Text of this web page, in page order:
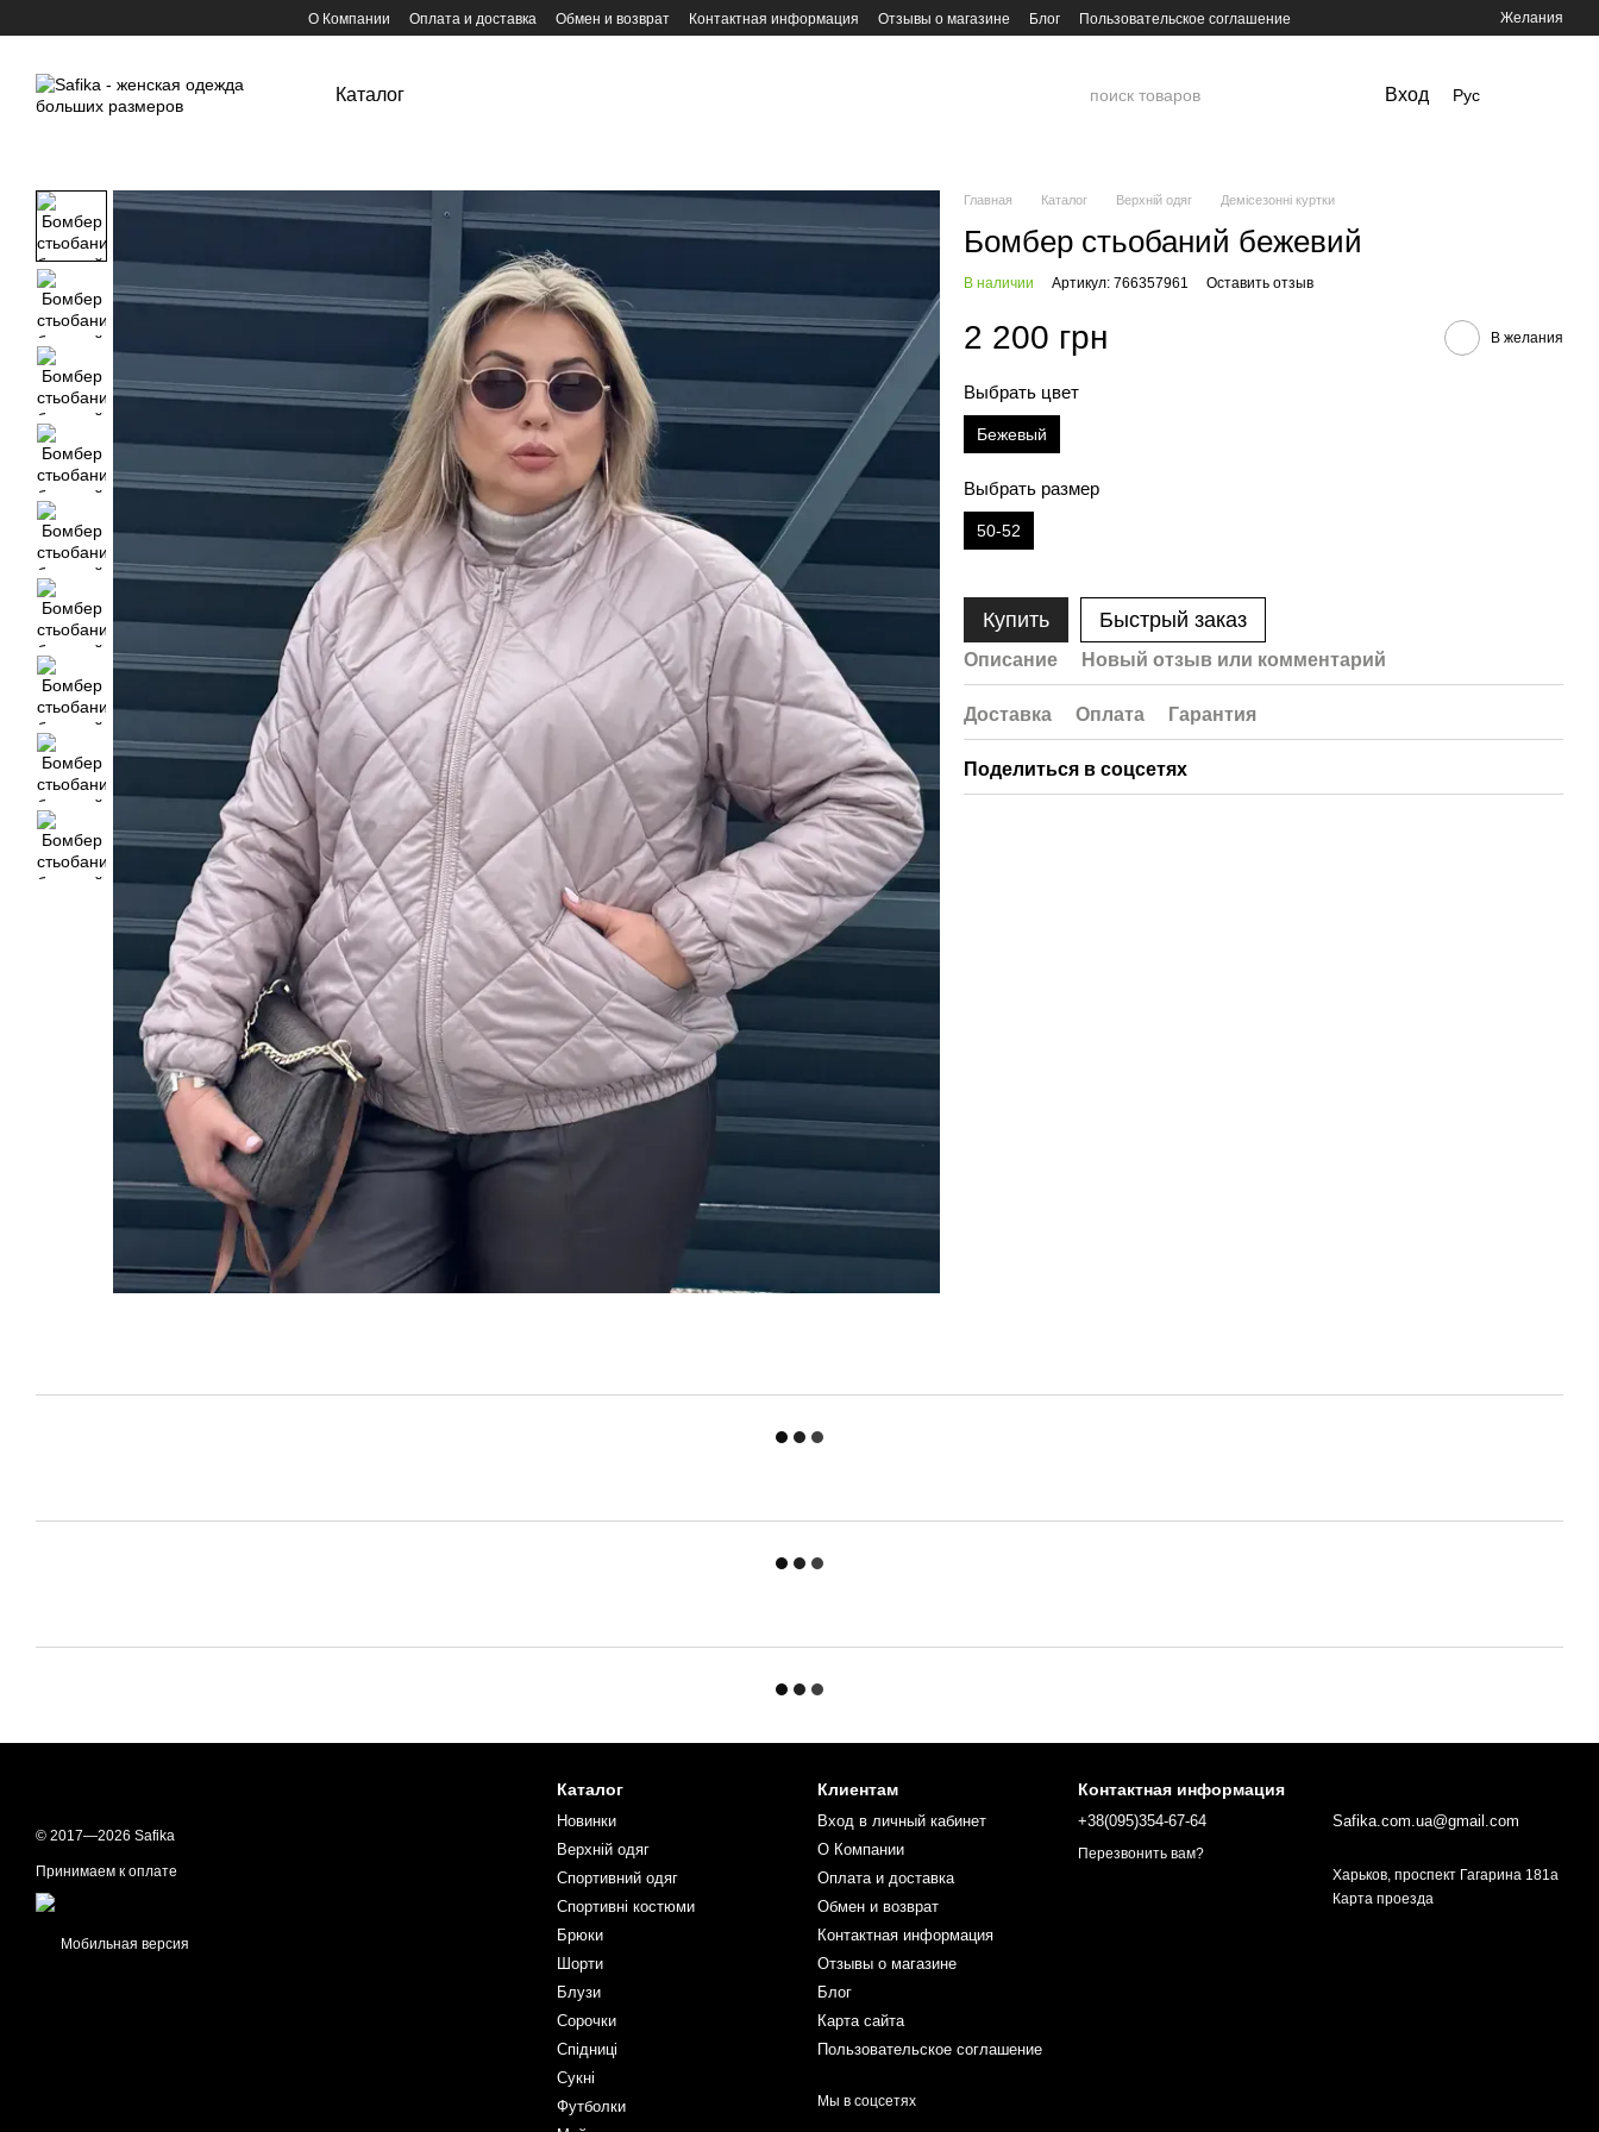
О Компании Оплата и доставка Обмен и возврат Контактная информация Отзывы о магазине Блог Пользовательское соглашение Желания
Каталог Вход Рус
Главная Каталог Верхній одяг Демісезонні куртки
Бомбер стьобаний бежевий
В наличии Артикул: 766357961 Оставить отзыв
2 200 грн В желания
Выбрать цвет
Бежевый
Выбрать размер
50-52
Купить Быстрый заказ
Описание Новый отзыв или комментарий
Доставка Оплата Гарантия
Поделиться в соцсетях
© 2017—2026 Safika
Принимаем к оплате
Мобильная версия
Каталог
Новинки
Верхній одяг
Спортивний одяг
Спортивні костюми
Брюки
Шорти
Блузи
Сорочки
Спідниці
Сукні
Футболки
Клиентам
Вход в личный кабинет
О Компании
Оплата и доставка
Обмен и возврат
Контактная информация
Отзывы о магазине
Блог
Карта сайта
Пользовательское соглашение
Мы в соцсетях
Контактная информация
+38(095)354-67-64
Перезвонить вам?
Safika.com.ua@gmail.com
Харьков, проспект Гагарина 181а
Карта проезда